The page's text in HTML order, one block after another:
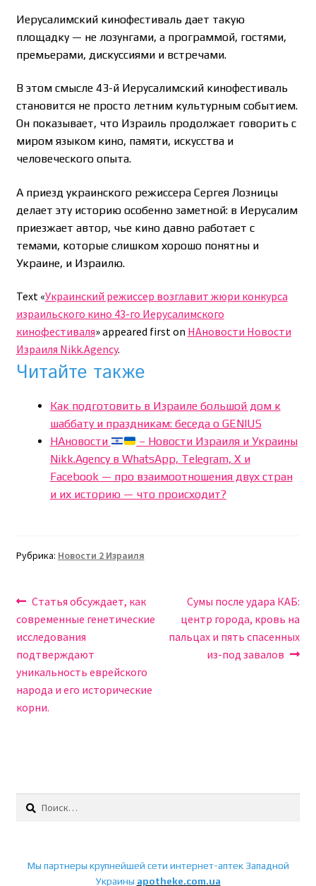
Иерусалимский кинофестиваль дает такую
площадку — не лозунгами, а программой, гостями,
премьерами, дискуссиями и встречами.
В этом смысле 43-й Иерусалимский кинофестиваль
становится не просто летним культурным событием.
Он показывает, что Израиль продолжает говорить с
миром языком кино, памяти, искусства и
человеческого опыта.
А приезд украинского режиссера Сергея Лозницы
делает эту историю особенно заметной: в Иерусалим
приезжает автор, чье кино давно работает с
темами, которые слишком хорошо понятны и
Украине, и Израилю.
Text «Украинский режиссер возглавит жюри конкурса
израильского кино 43-го Иерусалимского
кинофестиваля» appeared first on НАновости Новости
Израиля Nikk.Agency.
Читайте также
Как подготовить в Израиле большой дом к
шаббату и праздникам: беседа о GENIUS
НАновости
– Новости Израиля и Украины
Nikk.Agency в WhatsApp, Telegram, X и
Facebook — про взаимоотношения двух стран
и их историю — что происходит?
Рубрика: Новости 2 Израиля
Навигация
по
записям
Предыдущая
запись:
Статья обсуждает, как
современные генетические
исследования
подтверждают
уникальность еврейского
народа и его исторические
корни.
Следующая
запись:
Сумы после удара КАБ:
центр города, кровь на
пальцах и пять спасенных
из-под завалов
Найти:
Мы партнеры крупнейшей сети интернет-аптек Западной
Украины apotheke.com.ua